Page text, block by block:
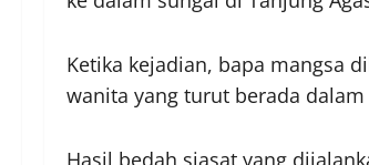
Ketika kejadian, bapa mangsa
wanita yang turut berada